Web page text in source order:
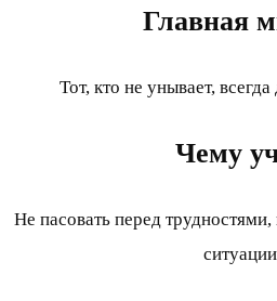
Главная
Тот, кто не унывает,
Чему
Не пасовать перед